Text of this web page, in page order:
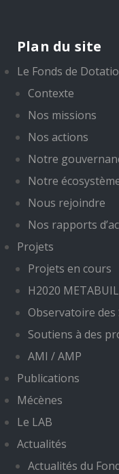
Plan du site
Le Fonds de
Contexte
Nos missions
Nos actions
Notre
Notre
Nous rejoindre
Nos rapports
Projets
Projets en cours
H2020
Observatoire
Soutiens à des
AMI / AMP
Publications
Mécènes
Le LAB
Actualités
Actualités du